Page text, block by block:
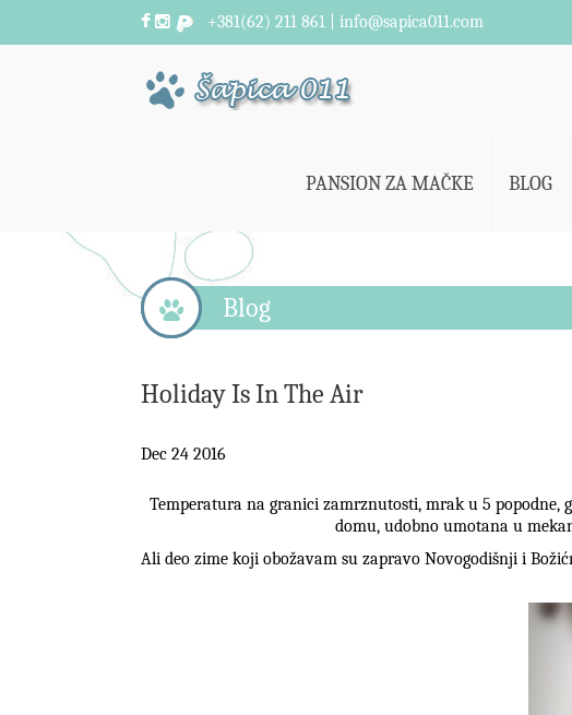
+381(62) 211 861 | info@sapica011.com
PANSION ZA MAČKE BLOG
Blog
Holiday Is In The Air
Dec 24 2016
Temperatura na granici zamrznutosti, mrak u 5 popodne,
domu, udobno umotana u
Ali deo zime koji obožavam su zapravo Novogodišnji i